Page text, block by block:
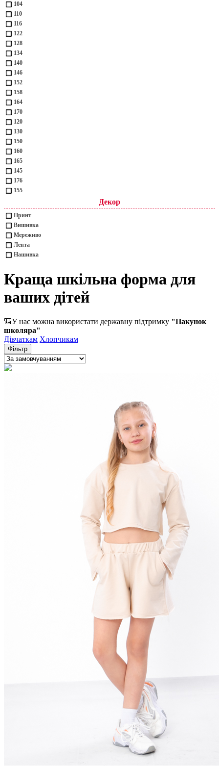
104
110
116
122
128
134
140
146
152
158
164
170
120
130
150
160
165
145
176
155
Декор
Принт
Вишивка
Мереживо
Лента
Нашивка
Краща шкільна форма для
ваших дітей
🎒У нас можна використати державну підтримку "Пакунок
школяра"
Дівчаткам Хлопчикам
Фільтр